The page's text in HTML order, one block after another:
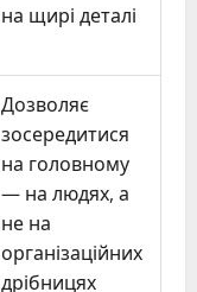
на щирі деталі
Дозволяє
зосередитися
на головному
— на людях, а
не на
організаційних
дрібницях